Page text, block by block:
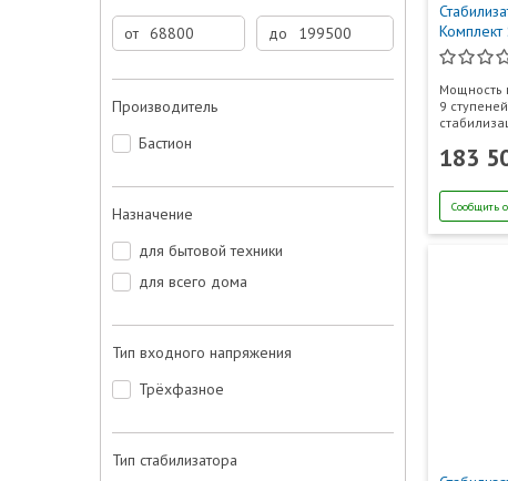
от до
Производитель
Бастион
Назначение
для бытовой техники
для всего дома
Тип входного напряжения
Трёхфазное
Тип стабилизатора
Комплект
Мощность
9
183
Сообщить